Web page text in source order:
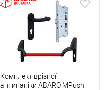
Комплект врізної
антипаніки ABARO МPush